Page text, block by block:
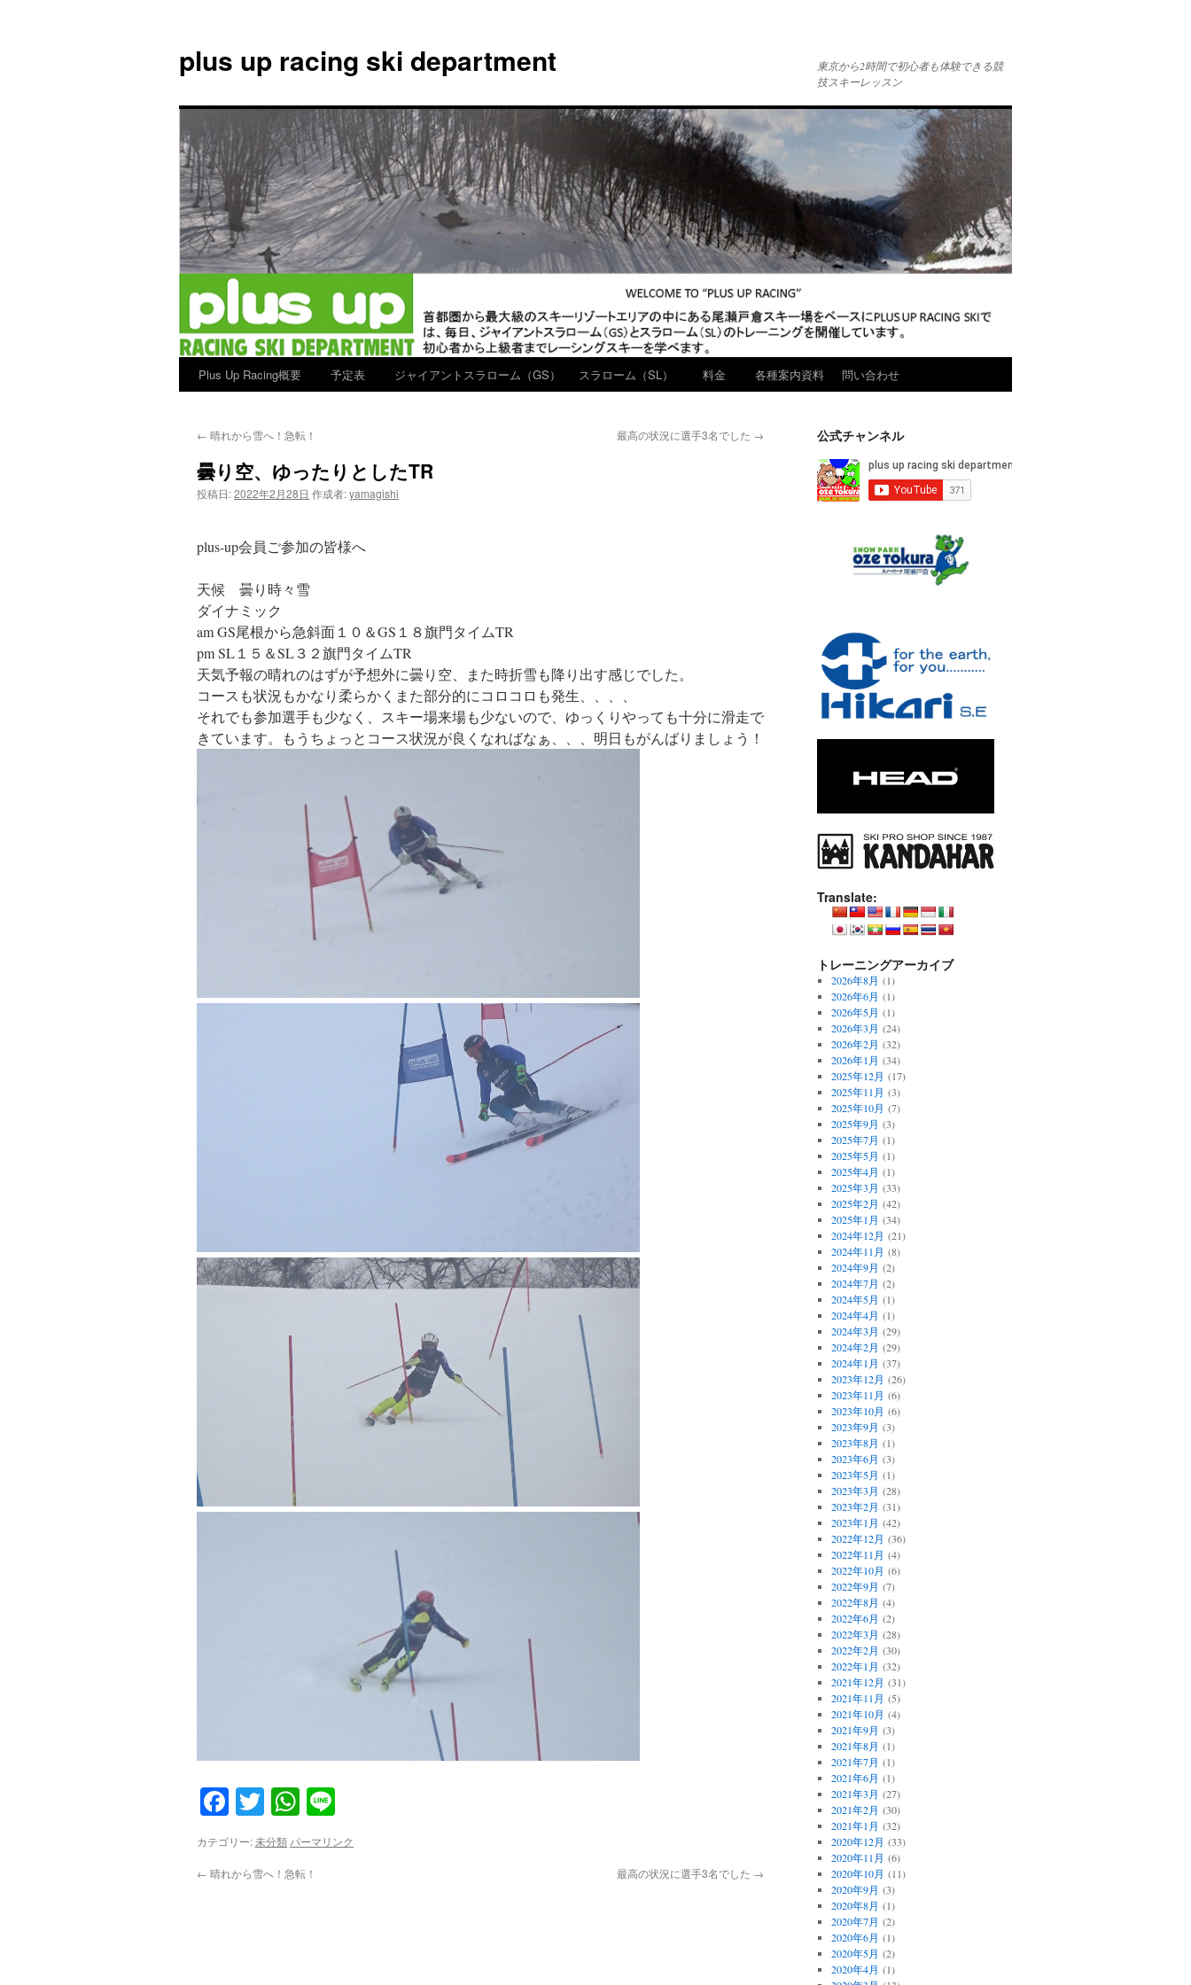
plus up racing ski department
東京から2時間で初心者も体験できる競
技スキーレッスン
ン
へ
Plus Up Racing概要 予定表 ジャイアントスラローム（GS） スラローム（SL） 料金 各種案内資料 問い合わせ
← 晴れから雪へ！急転！ 最高の状況に選手3名でした →
曇り空、ゆったりとしたTR
投稿日:2022年2月28日 作成者:yamagishi
plus-up会員ご参加の皆様へ
天候 曇り時々雪
ダイナミック
am GS尾根から急斜面１０＆GS１８旗門タイムTR
pm SL１５＆SL３２旗門タイムTR
天気予報の晴れのはずが予想外に曇り空、また時折雪も降り出す感じでした。
コースも状況もかなり柔らかくまた部分的にコロコロも発生、、、、
それでも参加選手も少なく、スキー場来場も少ないので、ゆっくりやっても十分に滑走で
きています。もうちょっとコース状況が良くなればなぁ、、、明日もがんばりましょう！
Facebook
TwitterWhatsApp
カテゴリー:未分類パーマリンク
← 晴れから雪へ！急転！ 最高の状況に選手3名でした →
公式チャンネル
Translate:
トレーニングアーカイブ
2026年8月 (1)
2026年6月 (1)
2026年5月 (1)
2026年3月 (24)
2026年2月 (32)
2026年1月 (34)
2025年12月 (17)
2025年11月 (3)
2025年10月 (7)
2025年9月 (3)
2025年7月 (1)
2025年5月 (1)
2025年4月 (1)
2025年3月 (33)
2025年2月 (42)
2025年1月 (34)
2024年12月 (21)
2024年11月 (8)
2024年9月 (2)
2024年7月 (2)
2024年5月 (1)
2024年4月 (1)
2024年3月 (29)
2024年2月 (29)
2024年1月 (37)
2023年12月 (26)
2023年11月 (6)
2023年10月 (6)
2023年9月 (3)
2023年8月 (1)
2023年6月 (3)
2023年5月 (1)
2023年3月 (28)
2023年2月 (31)
2023年1月 (42)
2022年12月 (36)
2022年11月 (4)
2022年10月 (6)
2022年9月 (7)
2022年8月 (4)
2022年6月 (2)
2022年3月 (28)
2022年2月 (30)
2022年1月 (32)
2021年12月 (31)
2021年11月 (5)
2021年10月 (4)
2021年9月 (3)
2021年8月 (1)
2021年7月 (1)
2021年6月 (1)
2021年3月 (27)
2021年2月 (30)
2021年1月 (32)
2020年12月 (33)
2020年11月 (6)
2020年10月 (11)
2020年9月 (3)
2020年8月 (1)
2020年7月 (2)
2020年6月 (1)
2020年5月 (2)
2020年4月 (1)